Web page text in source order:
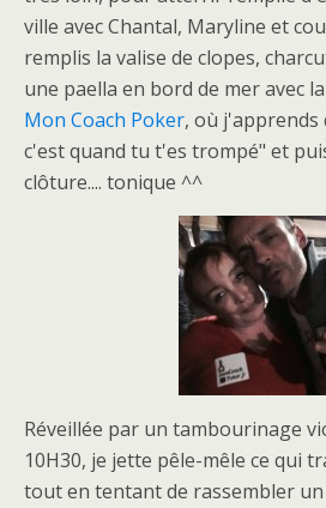
ville avec Chantal, Maryline et
remplis la valise de clopes,
une paella en bord de mer avec
Mon Coach Poker, où j'apprends
c'est quand tu t'es trompé" et
clôture.... tonique ^^
Réveillée par un tambourinage
10H30, je jette pêle-mêle ce qui
tout en tentant de rassembler